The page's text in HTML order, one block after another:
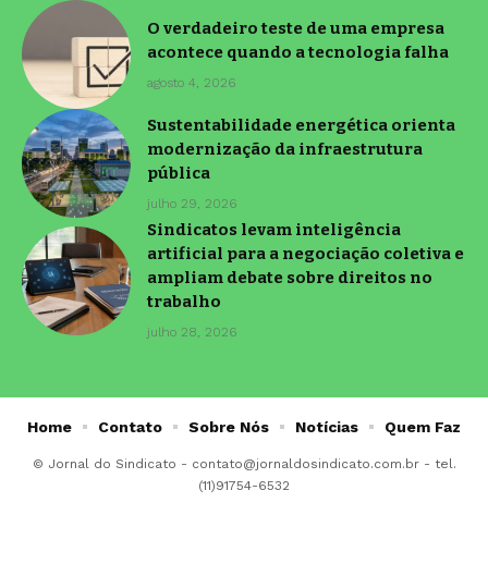
O verdadeiro teste de uma empresa
acontece quando a tecnologia falha
agosto 4, 2026
Sustentabilidade energética orienta
modernização da infraestrutura
pública
julho 29, 2026
Sindicatos levam inteligência
artificial para a negociação coletiva e
ampliam debate sobre direitos no
trabalho
julho 28, 2026
© Jornal do Sindicato - contato@jornaldosindicato.com.br- tel.
(11)91754-6532
Home Contato Sobre Nós Notícias Quem Faz